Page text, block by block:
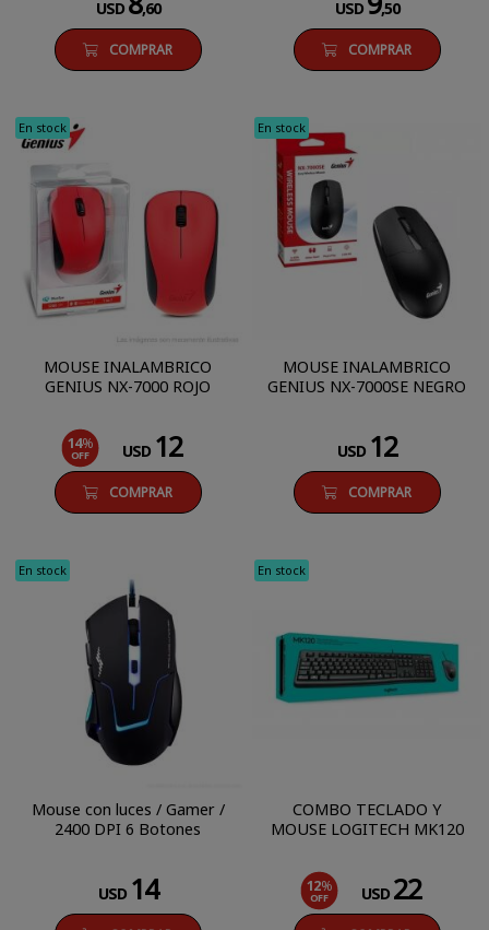
USD ,60
COMPRAR
USD ,50
COMPRAR
En stock
MOUSE INALAMBRICO
GENIUS NX-7000 ROJO
14%
OFF USD 12
COMPRAR
En stock
MOUSE INALAMBRICO
GENIUS NX-7000SE NEGRO
USD 12
COMPRAR
En stock
Mouse con luces / Gamer /
2400 DPI 6 Botones
USD 14
En stock
COMBO TECLADO Y
MOUSE LOGITECH MK120
12%
OFF USD 22